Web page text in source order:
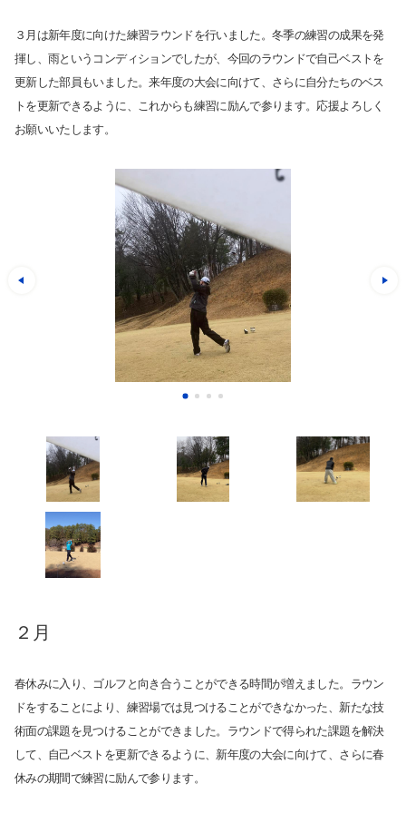
３月は新年度に向けた練習ラウンドを行いました。冬季の練習の成果を発
揮し、雨というコンディションでしたが、今回のラウンドで自己ベストを
更新した部員もいました。来年度の大会に向けて、さらに自分たちのベス
トを更新できるように、これからも練習に励んで参ります。応援よろしく
お願いいたします。
２月
春休みに入り、ゴルフと向き合うことができる時間が増えました。ラウン
ドをすることにより、練習場では見つけることができなかった、新たな技
術面の課題を見つけることができました。ラウンドで得られた課題を解決
して、自己ベストを更新できるように、新年度の大会に向けて、さらに春
休みの期間で練習に励んで参ります。